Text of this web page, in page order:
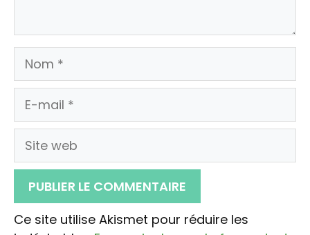
Nom
E-
mail
Site
web
Ce site utilise Akismet pour réduire les